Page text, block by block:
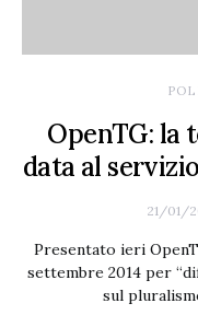
OpenTG: la
data al
21/01/
Presentato ieri
settembre 2014 per
sul